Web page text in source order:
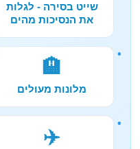
שייט בסירה - לגלות
את הנסיכות מהים
🏨
מלונות מעולים
✈️